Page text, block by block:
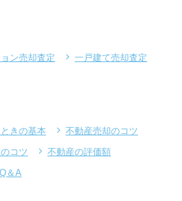
ン売却査定
一戸建て売却査定
きの基本
不動産売却のコツ
コツ
不動産の評価額
＆A